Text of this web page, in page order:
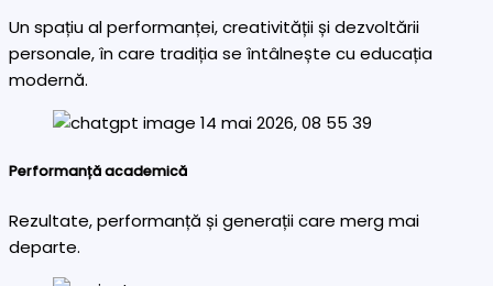
Un spațiu al performanței, creativității și dezvoltării
personale, în care tradiția se întâlnește cu educația
modernă.
Performanță academică
Rezultate, performanță și generații care merg mai
departe.